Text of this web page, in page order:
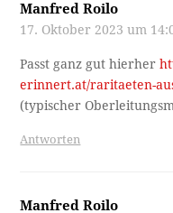
Manfred Roilo
17. Oktober 2023 um
Passt ganz gut hierher
erinnert.at/raritaeten-
(typischer
Antworten
Manfred Roilo